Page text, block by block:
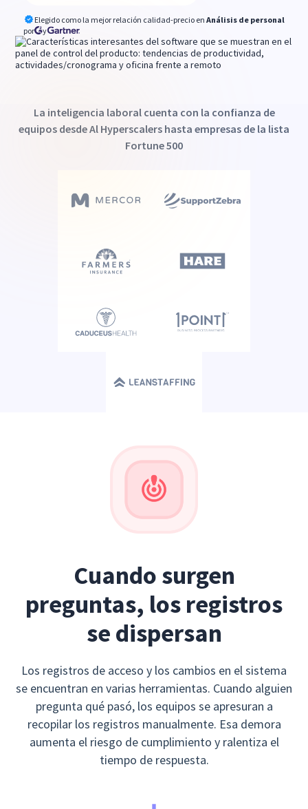
Elegido como la mejor relación calidad-precio en Análisis de personal
por
y
La inteligencia laboral cuenta con la confianza de
equipos desde Al Hyperscalers hasta empresas de la lista
Fortune 500
Cuando surgen
preguntas, los registros
se dispersan
Los registros de acceso y los cambios en el sistema
se encuentran en varias herramientas. Cuando alguien
pregunta qué pasó, los equipos se apresuran a
recopilar los registros manualmente. Esa demora
aumenta el riesgo de cumplimiento y ralentiza el
tiempo de respuesta.